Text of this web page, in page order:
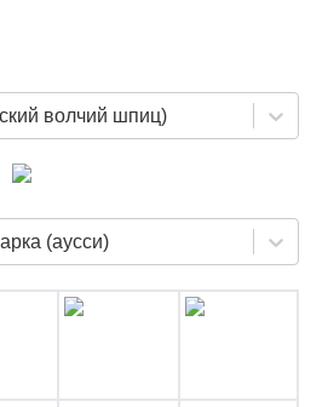
волчий шпиц)
(аусси)